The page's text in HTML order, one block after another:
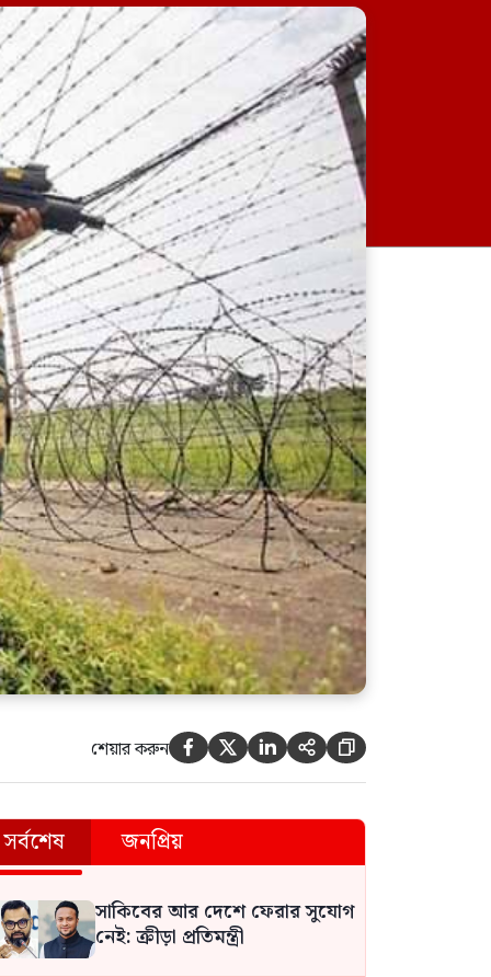
শেয়ার করুন     
সর্বশেষ জনপ্রিয়
সাকিবের আর দেশে ফেরার সুযোগ
নেই: ক্রীড়া প্রতিমন্ত্রী